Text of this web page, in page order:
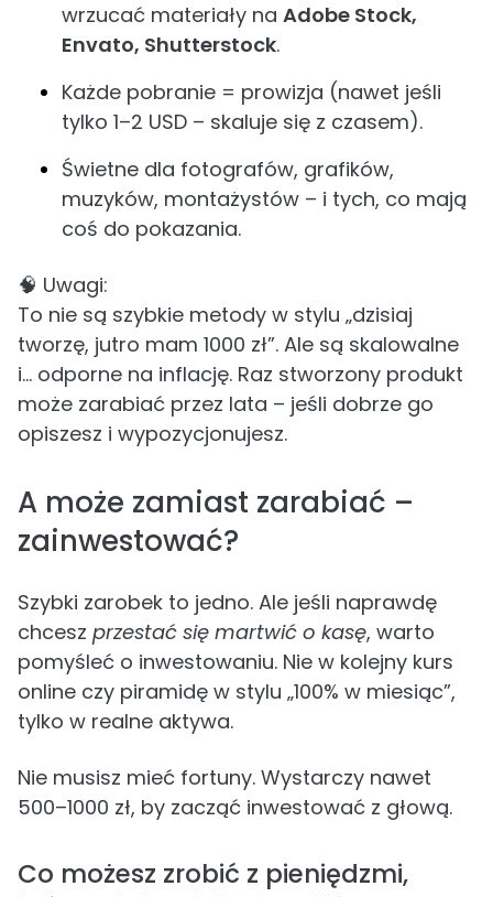
wrzucać materiały na Adobe Stock,
Envato, Shutterstock.
Każde pobranie = prowizja (nawet jeśli
tylko 1–2 USD – skaluje się z czasem).
Świetne dla fotografów, grafików,
muzyków, montażystów – i tych, co mają
coś do pokazania.
🧠 Uwagi:
To nie są szybkie metody w stylu „dzisiaj
tworzę, jutro mam 1000 zł”. Ale są skalowalne
i... odporne na inflację. Raz stworzony produkt
może zarabiać przez lata – jeśli dobrze go
opiszesz i wypozycjonujesz.
A może zamiast zarabiać –
zainwestować?
Szybki zarobek to jedno. Ale jeśli naprawdę
chcesz przestać się martwić o kasę, warto
pomyśleć o inwestowaniu. Nie w kolejny kurs
online czy piramidę w stylu „100% w miesiąc”,
tylko w realne aktywa.
Nie musisz mieć fortuny. Wystarczy nawet
500–1000 zł, by zacząć inwestować z głową.
Co możesz zrobić z pieniędzmi,